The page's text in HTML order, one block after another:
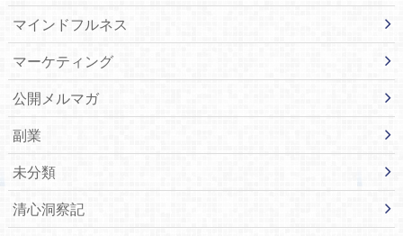
マインドフルネス
マーケティング
公開メルマガ
副業
未分類
清心洞察記